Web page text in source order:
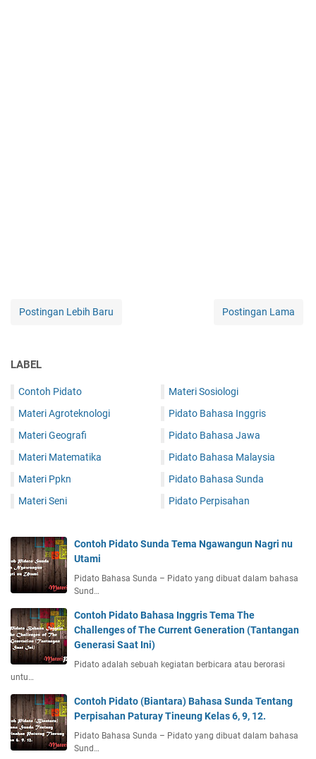
Postingan Lebih Baru Postingan Lama
LABEL
Contoh Pidato
Materi Agroteknologi
Materi Geografi
Materi Matematika
Materi Ppkn
Materi Seni
Materi Sosiologi
Pidato Bahasa Inggris
Pidato Bahasa Jawa
Pidato Bahasa Malaysia
Pidato Bahasa Sunda
Pidato Perpisahan
Contoh Pidato Sunda Tema Ngawangun Nagri nu
Utami
Pidato Bahasa Sunda – Pidato yang dibuat dalam bahasa
Sund…
Contoh Pidato Bahasa Inggris Tema The
Challenges of The Current Generation (Tantangan
Generasi Saat Ini)
Pidato adalah sebuah kegiatan berbicara atau berorasi
untu…
Contoh Pidato (Biantara) Bahasa Sunda Tentang
Perpisahan Paturay Tineung Kelas 6, 9, 12.
Pidato Bahasa Sunda – Pidato yang dibuat dalam bahasa
Sund…